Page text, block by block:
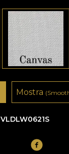
VLDLW0621S
Mostra